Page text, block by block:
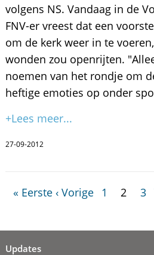
volgens NS. Vandaag in de
FNV-er vreest dat een
om de kerk weer in te
wonden zou openrijten.
noemen van het rondje om
heftige emoties op onder
+Lees meer...
27-09-2012
« Eerste ‹ Vorige 1 2 3
Updates